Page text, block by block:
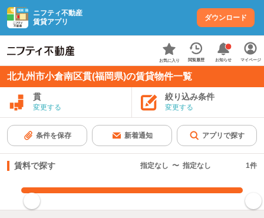
ニフティ不動産
賃貸アプリ
ダウンロード
お気に入り 閲覧履歴 お知らせ マイページ
北九州市小倉南区貫(福岡県)の賃貸物件一覧
貫
変更する
絞り込み条件
変更する
条件を保存 新着通知 アプリで探す
賃料で探す 指定なし 〜 指定なし 1件